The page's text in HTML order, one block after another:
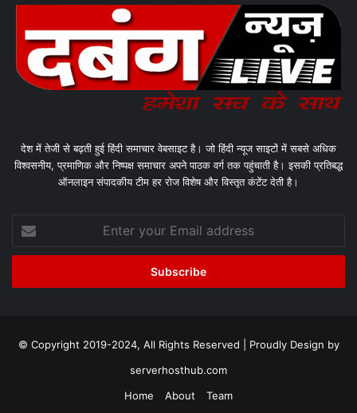
देश में तेजी से बढ़ती हुई हिंदी समाचार वेबसाइट है। जो हिंदी न्यूज साइटों में सबसे अधिक
विश्वसनीय, प्रमाणिक और निष्पक्ष समाचार अपने पाठक वर्ग तक पहुंचाती है। इसकी प्रतिबद्ध
ऑनलाइन संपादकीय टीम हर रोज विशेष और विस्तृत कंटेंट देती है।
your
Email
© Copyright 2019-2024, All Rights Reserved | Proudly Design by
serverhosthub.com
Home
About Team